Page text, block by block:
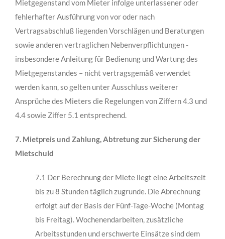
Mietgegenstand vom Mieter infolge unterlassener oder
fehlerhafter Ausführung von vor oder nach
Vertragsabschluß liegen­den Vorschlägen und Beratungen
sowie anderen vertraglichen Nebenverpflichtungen -
insbesondere Anleitung für Bedienung und Wartung des
Mietgegenstandes – nicht ver­tragsgemäß verwendet
werden kann, so gelten unter Ausschluss weiterer
Ansprüche des Mieters die Regelungen von Ziffern 4.3 und
4.4 sowie Ziffer 5.1 entsprechend.
7. Mietpreis und Zahlung, Abtretung zur Sicherung der
Mietschuld
7.1 Der Berechnung der Miete liegt eine Arbeitszeit
bis zu 8 Stunden täglich zugrunde. Die Abrechnung
erfolgt auf der Basis der Fünf-Tage-Woche (Montag
bis Freitag). Wochen­endarbeiten, zusätzliche
Arbeitsstunden und erschwerte Einsätze sind dem